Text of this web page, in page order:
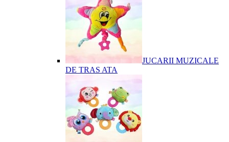
JUCARII MUZICALE
DE TRAS ATA